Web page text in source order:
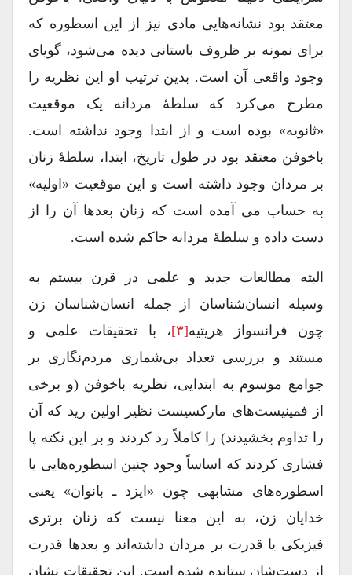
معتقد بود نشانه‌هایی مادی نیز از این اسطوره که
برای نمونه بر ظروف باستانی دیده می‌شود، گویای
وجود واقعی آن است. بدین ترتیب او این نظریه را
مطرح می‌کرد که سلطۀ مردانه یک موقعیت
«ثانویه» بوده است و از ابتدا وجود نداشته است.
باخوفن معتقد بود در طول تاریخ، ابتدا، سلطۀ زنان
بر مردان وجود داشته است و این موقعیت «اولیه»
به حساب می آمده است که زنان بعدها آن را از
دست داده و سلطۀ مردانه حاکم شده است.
البته مطالعات جدید و علمی در قرن بیستم به
وسیله انسان‌شناسان از جمله انسان‌شناسان زن
چون فرانسواز هریتیه[۳]
، با تحقیقات علمی و
مستند و بررسی تعداد بی‌شماری مردم‌نگاری بر
جوامع موسوم به ابتدایی، نظریه باخوفن (و برخی
از فمینیست‌های مارکسیست نظیر اولین رید که آن
را تداوم بخشیدند) را کاملاً رد کردند و بر این نکته پا
فشاری کردند که اساساً وجود چنین اسطوره‌هایی یا
اسطوره‌های مشابهی چون «ایزد ـ بانوان» یعنی
خدایان زن، به این معنا نیست که زنان برتری
فیزیکی یا قدرت بر مردان داشته‌اند و بعدها قدرت
از دست‌شان ستانده شده است. این تحقیقات نشان